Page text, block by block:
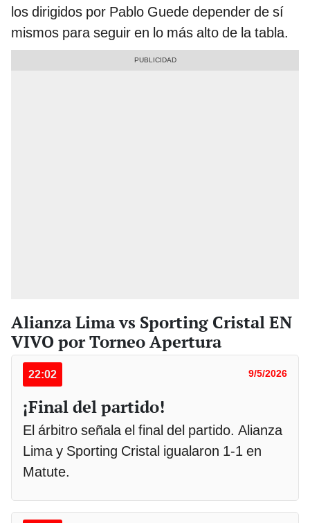
los dirigidos por Pablo Guede depender de sí
mismos para seguir en lo más alto de la tabla.
Alianza Lima vs Sporting Cristal EN
VIVO por Torneo Apertura
22:02 9/5/2026
¡Final del partido!
El árbitro señala el final del partido. Alianza
Lima y Sporting Cristal igualaron 1-1 en
Matute.